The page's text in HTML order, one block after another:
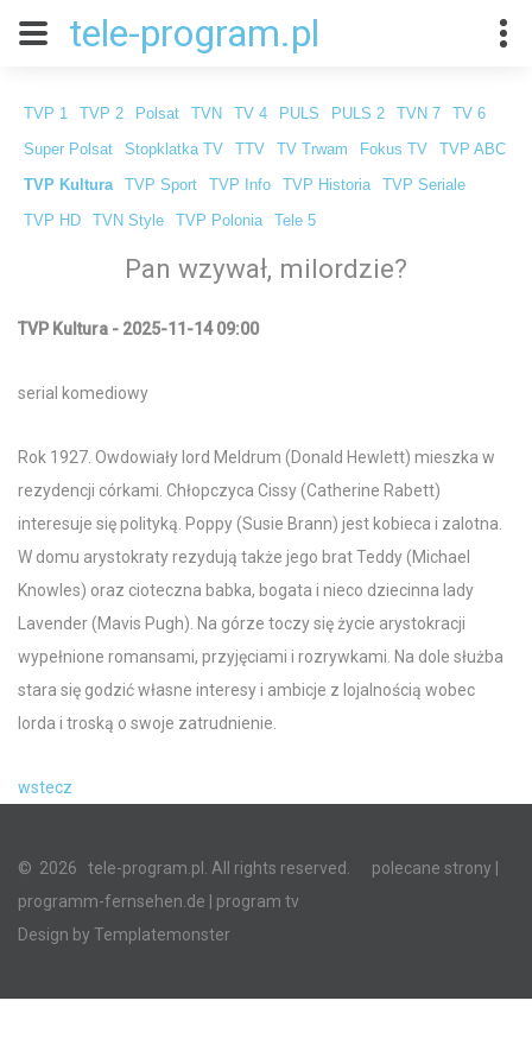
tele-program.pl
TVP 1 TVP 2 Polsat TVN TV 4 PULS PULS 2 TVN 7 TV 6
Super Polsat Stopklatka TV TTV TV Trwam Fokus TV TVP ABC
TVP Kultura TVP Sport TVP Info TVP Historia TVP Seriale
TVP HD TVN Style TVP Polonia Tele 5
Pan wzywał, milordzie?
TVP Kultura - 2025-11-14 09:00
serial komediowy
Rok 1927. Owdowiały lord Meldrum (Donald Hewlett) mieszka w
rezydencji córkami. Chłopczyca Cissy (Catherine Rabett)
interesuje się polityką. Poppy (Susie Brann) jest kobieca i zalotna.
W domu arystokraty rezydują także jego brat Teddy (Michael
Knowles) oraz cioteczna babka, bogata i nieco dziecinna lady
Lavender (Mavis Pugh). Na górze toczy się życie arystokracji
wypełnione romansami, przyjęciami i rozrywkami. Na dole służba
stara się godzić własne interesy i ambicje z lojalnością wobec
lorda i troską o swoje zatrudnienie.
wstecz
© 2026 tele-program.pl. All rights reserved. polecane strony
programm-fernsehen.de | program tv
Design by Templatemonster